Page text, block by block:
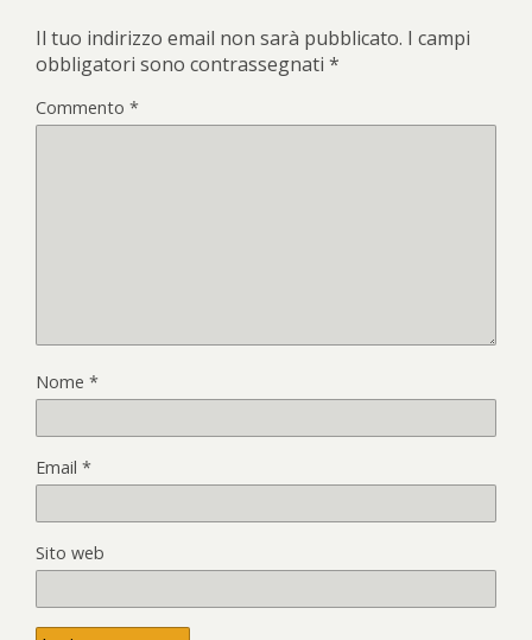
Il tuo indirizzo email non sarà pubblicato. I campi
obbligatori sono contrassegnati *
Commento *
Nome *
Email *
Sito web